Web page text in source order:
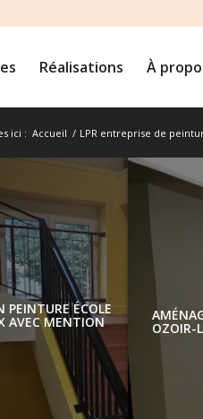
Réalisations À
ici : Accueil / LPR entreprise de
RÉNOVATION
SOUS COMBLES À
MONTÉVRAIN :
DE L’ESPACE ET
LA TOITURE (77144)
77